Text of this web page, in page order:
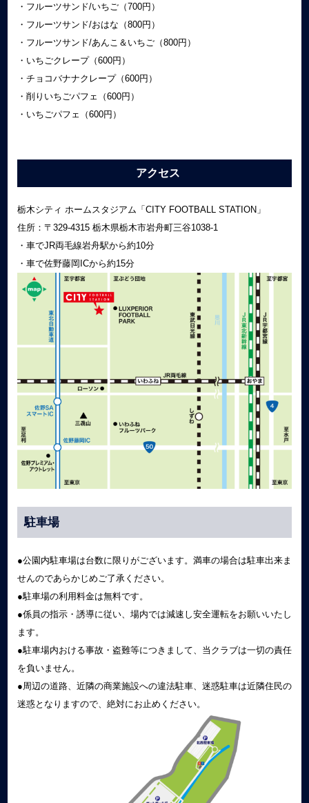
・フルーツサンド/いちご（700円）
・フルーツサンド/おはな（800円）
・フルーツサンド/あんこ＆いちご（800円）
・いちごクレープ（600円）
・チョコバナナクレープ（600円）
・削りいちごパフェ（600円）
・いちごパフェ（600円）
アクセス
栃木シティ ホームスタジアム「CITY FOOTBALL STATION」
住所：〒329‐4315 栃木県栃木市岩舟町三谷1038-1
・車でJR両毛線岩舟駅から約10分
・車で佐野藤岡ICから約15分
駐車場
●公園内駐車場は台数に限りがございます。満車の場合は駐車出来ま
せんのであらかじめご了承ください。
●駐車場の利用料金は無料です。
●係員の指示・誘導に従い、場内では減速し安全運転をお願いいたし
ます。
●駐車場内おける事故・盗難等につきまして、当クラブは一切の責任
を負いません。
●周辺の道路、近隣の商業施設への違法駐車、迷惑駐車は近隣住民の
迷惑となりますので、絶対にお止めください。